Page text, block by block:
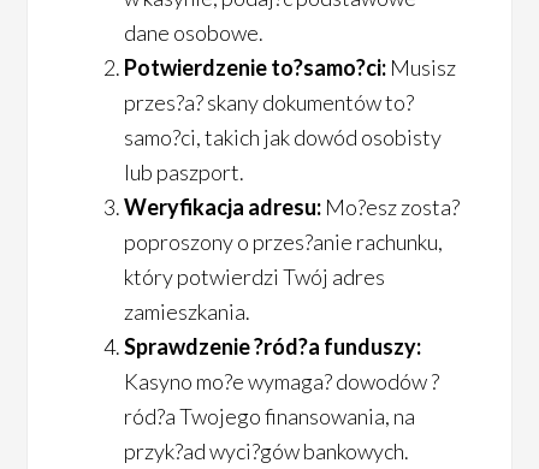
dane osobowe.
Potwierdzenie to?samo?ci: Musisz
przes?a? skany dokumentów to?
samo?ci, takich jak dowód osobisty
lub paszport.
Weryfikacja adresu: Mo?esz zosta?
poproszony o przes?anie rachunku,
który potwierdzi Twój adres
zamieszkania.
Sprawdzenie ?ród?a funduszy:
Kasyno mo?e wymaga? dowodów ?
ród?a Twojego finansowania, na
przyk?ad wyci?gów bankowych.